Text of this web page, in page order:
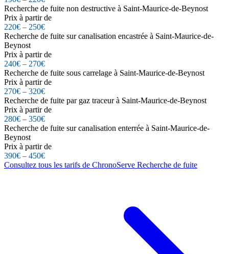
Recherche de fuite non destructive à Saint-Maurice-de-Beynost
Prix à partir de
220€ – 250€
Recherche de fuite sur canalisation encastrée à Saint-Maurice-de-
Beynost
Prix à partir de
240€ – 270€
Recherche de fuite sous carrelage à Saint-Maurice-de-Beynost
Prix à partir de
270€ – 320€
Recherche de fuite par gaz traceur à Saint-Maurice-de-Beynost
Prix à partir de
280€ – 350€
Recherche de fuite sur canalisation enterrée à Saint-Maurice-de-
Beynost
Prix à partir de
390€ – 450€
Consultez tous les tarifs de ChronoServe Recherche de fuite